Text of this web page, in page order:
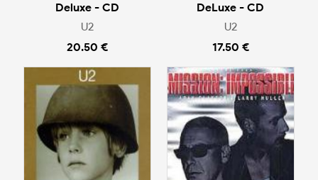
Deluxe - CD
U2
20.50 €
DeLuxe - CD
U2
17.50 €